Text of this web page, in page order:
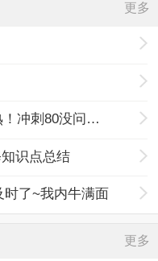
更多
最强政治结构图！五天全部背熟！冲刺80没问题！
识点总结
了~我内牛满面
更多